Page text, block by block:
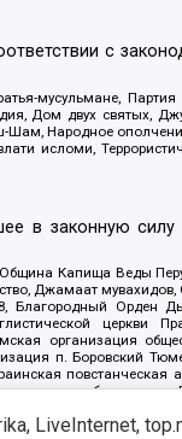
с
мусульмане,
Дом двух
Шам, Народное
исломи,
в законную
Капища Веды
Джамаат
Благородный Орден
церкви
организация
п. Боровский
повстанческая
объединение
Правды и Единения,
LiveInternet,